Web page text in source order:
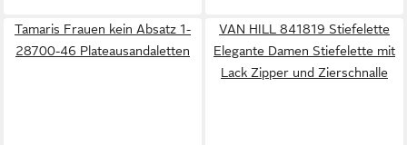
Tamaris Frauen kein Absatz 1-
28700-46 Plateausandaletten
VAN HILL 841819 Stiefelette
Elegante Damen Stiefelette mit
Lack Zipper und Zierschnalle